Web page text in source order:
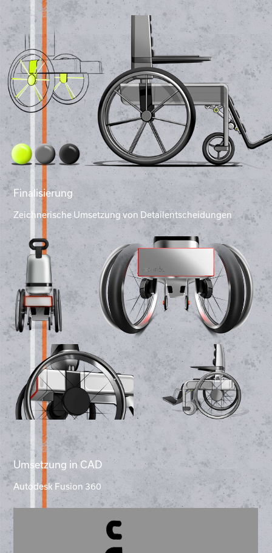
Finalisierung
Zeichnerische Umsetzung von Detailentscheidungen
Umsetzung in CAD
Autodesk Fusion 360